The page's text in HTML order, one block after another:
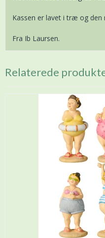
Kassen er lavet i træ og den
Fra Ib Laursen.
Relaterede